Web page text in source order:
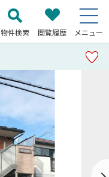
物件検索 閲覧履歴 メニュー